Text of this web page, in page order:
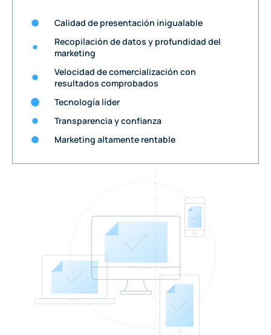
Calidad de presentación inigualable
Recopilación de datos y profundidad del
marketing
Velocidad de comercialización con
resultados comprobados
Tecnología líder
Transparencia y confianza
Marketing altamente rentable